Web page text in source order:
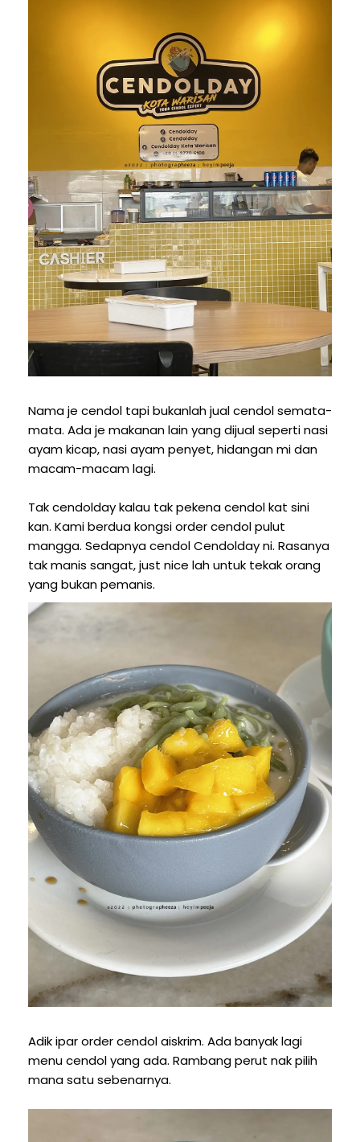
Nama je cendol tapi bukanlah jual cendol semata-
mata. Ada je makanan lain yang dijual seperti nasi
ayam kicap, nasi ayam penyet, hidangan mi dan
macam-macam lagi.
Tak cendolday kalau tak pekena cendol kat sini
kan. Kami berdua kongsi order cendol pulut
mangga. Sedapnya cendol Cendolday ni. Rasanya
tak manis sangat, just nice lah untuk tekak orang
yang bukan pemanis.
Adik ipar order cendol aiskrim. Ada banyak lagi
menu cendol yang ada. Rambang perut nak pilih
mana satu sebenarnya.